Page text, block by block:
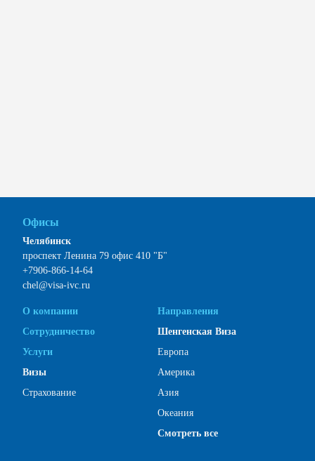
Офисы
Челябинск
проспект Ленина 79 офис 410 "Б"
+7906-866-14-64
chel@visa-ivc.ru
О компании
Сотрудничество
Услуги
Визы
Страхование
Направления
Шенгенская Виза
Европа
Америка
Азия
Океания
Смотреть все